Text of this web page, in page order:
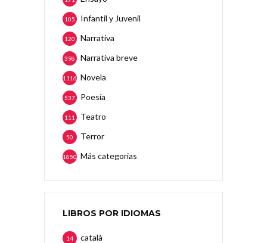
Infantil y Juvenil
105
Narrativa
120
Narrativa breve
396
Novela
1116
Poesía
537
Teatro
111
Terror
50
Más categorias
1850
LIBROS POR IDIOMAS
català
14